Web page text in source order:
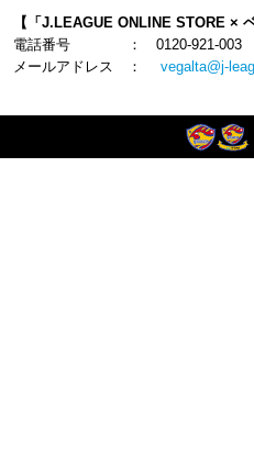
【「J.LEAGUE ONLINE STORE ×
電話番号 ： 0120-921-003
メールアドレス ： vegalta@j-